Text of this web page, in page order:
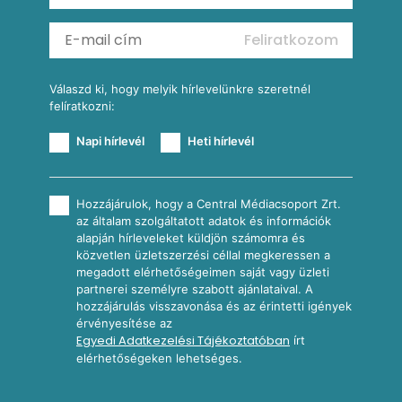
Reggeli receptek
Feliratkozom
Válaszd ki, hogy melyik hírlevelünkre szeretnél
felíratkozni:
Napi hírlevél Heti hírlevél
Hozzájárulok, hogy a Central Médiacsoport Zrt.
az általam szolgáltatott adatok és információk
alapján hírleveleket küldjön számomra és
közvetlen üzletszerzési céllal megkeressen a
megadott elérhetőségeimen saját vagy üzleti
partnerei személyre szabott ajánlataival. A
hozzájárulás visszavonása és az érintetti igények
érvényesítése az
Egyedi Adatkezelési Tájékoztatóban írt
elérhetőségeken lehetséges.